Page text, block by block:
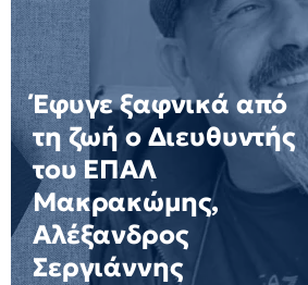
Έφυγε ξαφνικά από
τη ζωή ο Διευθυντής
του ΕΠΑΛ
Μακρακώμης,
Αλέξανδρος
Σεργιάννης